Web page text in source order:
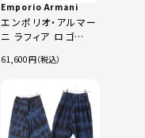
Emporio Armani
エンポリオ・アルマー
ニ ラフィア ロゴ
ンドバッグ カゴ バス
ック ナチュラル
61,600